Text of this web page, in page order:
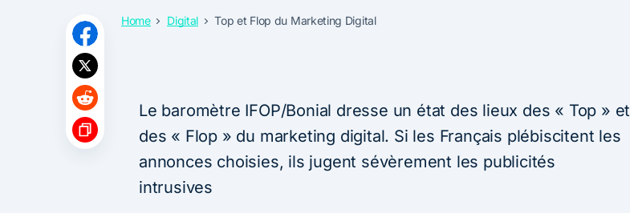
Home Digital Top et Flop du Marketing Digital
Le baromètre IFOP/Bonial dresse un état des lieux des « Top » et
des « Flop » du marketing digital. Si les Français plébiscitent les
annonces choisies, ils jugent sévèrement les publicités
intrusives